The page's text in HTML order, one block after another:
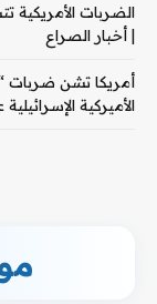
الضربات
| أخبار الصراع
أمريكا تشن ضربات
الأميركية